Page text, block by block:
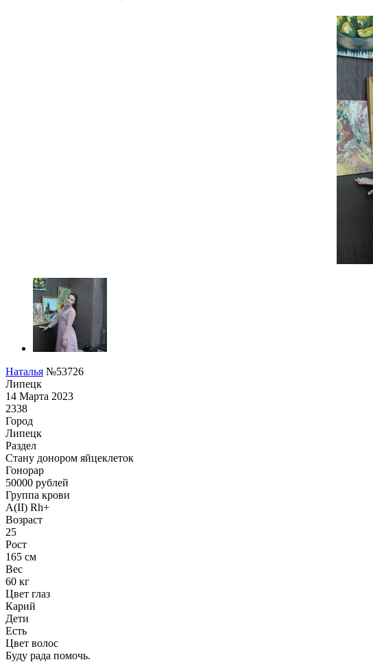
Наталья №53726
Липецк
14 Марта 2023
2338
Город
Липецк
Раздел
Стану донором яйцеклеток
Гонoрар
50000 рублей
Группа крови
A(II) Rh+
Возраст
25
Рост
165 см
Вес
60 кг
Цвет глаз
Карий
Дети
Есть
Цвет волос
Буду рада помочь.